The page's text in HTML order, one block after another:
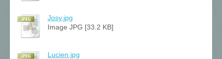
Josy.jpg
Image JPG [33.2 KB]
Lucien.jpg